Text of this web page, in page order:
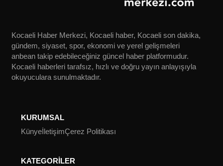
Kocaeli Haber Merkezi, Kocaeli haber, Kocaeli son dakika,
gündem, siyaset, spor, ekonomi ve yerel gelişmeleri
anbean takip edebileceğiniz güncel haber platformudur.
Kocaeli haberleri tarafsız, hızlı ve doğru yayın anlayışıyla
okuyuculara sunulmaktadır.
KURUMSAL
KünyeİletişimÇerez Politikası
KATEGORİLER